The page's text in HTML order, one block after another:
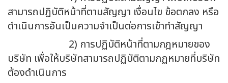
สามารถปฏิบัติหน้าที่ตามสัญญา เงื่อนไข ข้อตกลง หรือ
ดำเนินการอันเป็นความจำเป็นต่อการเข้าทำสัญญา
2) การปฏิบัติหน้าที่ตามกฎหมายของ
บริษัท เพื่อให้บริษัทสามารถปฏิบัติตามกฏหมายที่บริษัท
ต้องดำเนินการ